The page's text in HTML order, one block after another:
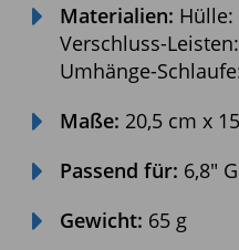
Materialien: Hülle:
Verschluss-
Umhänge-
Maße: 20,5 cm x
Passend für: 6,8″
Gewicht: 65 g